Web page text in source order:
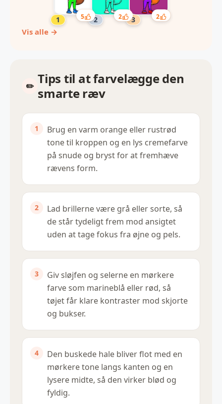
5 2 2
Vis alle →
Tips til at farvelægge den
smarte ræv
Brug en varm orange eller rustrød
tone til kroppen og en lys cremefarve
på snude og bryst for at fremhæve
rævens form.
Lad brillerne være grå eller sorte, så
de står tydeligt frem mod ansigtet
uden at tage fokus fra øjne og pels.
Giv sløjfen og selerne en mørkere
farve som marineblå eller rød, så
tøjet får klare kontraster mod skjorte
og bukser.
Den buskede hale bliver flot med en
mørkere tone langs kanten og en
lysere midte, så den virker blød og
fyldig.